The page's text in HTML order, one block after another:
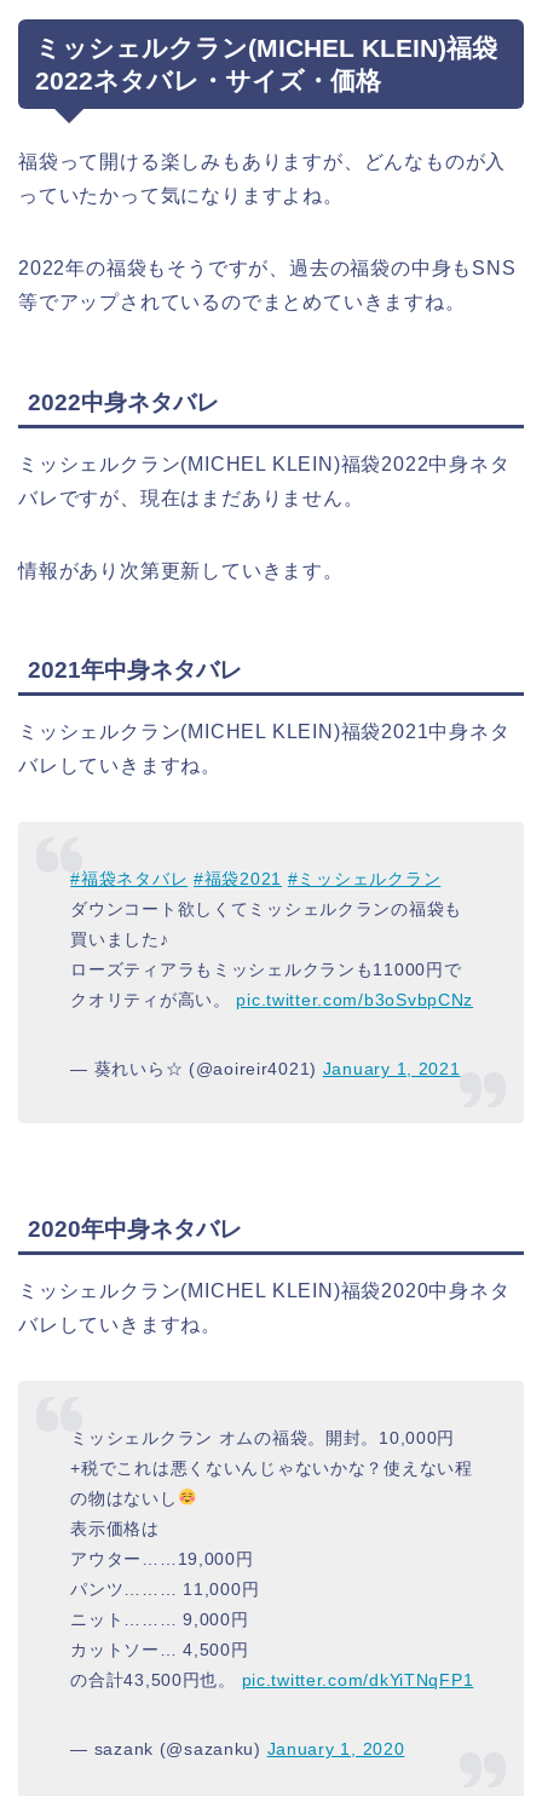
ミッシェルクラン(MICHEL KLEIN)福袋
2022ネタバレ・サイズ・価格
福袋って開ける楽しみもありますが、どんなものが入
っていたかって気になりますよね。
2022年の福袋もそうですが、過去の福袋の中身もSNS
等でアップされているのでまとめていきますね。
2022中身ネタバレ
ミッシェルクラン(MICHEL KLEIN)福袋2022中身ネタ
バレですが、現在はまだありません。
情報があり次第更新していきます。
2021年中身ネタバレ
ミッシェルクラン(MICHEL KLEIN)福袋2021中身ネタ
バレしていきますね。
#福袋ネタバレ #福袋2021 #ミッシェルクラン
ダウンコート欲しくてミッシェルクランの福袋も
買いました♪
ローズティアラもミッシェルクランも11000円で
クオリティが高い。 pic.twitter.com/b3oSvbpCNz
— 葵れいら☆ (@aoireir4021) January 1, 2021
2020年中身ネタバレ
ミッシェルクラン(MICHEL KLEIN)福袋2020中身ネタ
バレしていきますね。
ミッシェルクラン オムの福袋。開封。10,000円
+税でこれは悪くないんじゃないかな？使えない程
の物はないし
表示価格は
アウター……19,000円
パンツ……… 11,000円
ニット……… 9,000円
カットソー… 4,500円
の合計43,500円也。 pic.twitter.com/dkYiTNqFP1
— sazank (@sazanku) January 1, 2020